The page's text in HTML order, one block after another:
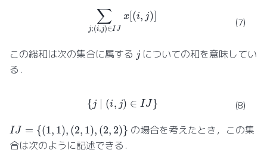
(7)
∑j;(i,j x[(i )]
この総和は次の集合に属する j についての和を意味してい
る．
(8)
{j∣( j)∈IJ
IJ ={ 1),( ,1 (2, 2)}
の場合を考えたとき，この集
合は次のように記述できる．